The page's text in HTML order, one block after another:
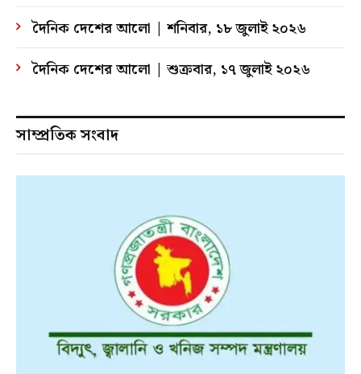
দৈনিক দেশের আলো | শনিবার, ১৮ জুলাই ২০২৬
দৈনিক দেশের আলো | শুক্রবার, ১৭ জুলাই ২০২৬
সাম্প্রতিক সংবাদ